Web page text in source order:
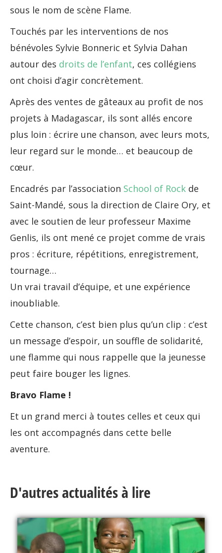
sous le nom de scène Flame.
Touchés par les interventions de nos
bénévoles Sylvie Bonneric et Sylvia Dahan
autour des droits de l’enfant, ces collégiens
ont choisi d’agir concrètement.
Après des ventes de gâteaux au profit de nos
projets à Madagascar, ils sont allés encore
plus loin : écrire une chanson, avec leurs mots,
leur regard sur le monde… et beaucoup de
cœur.
Encadrés par l’association School of Rock de
Saint-Mandé, sous la direction de Claire Ory, et
avec le soutien de leur professeur Maxime
Genlis, ils ont mené ce projet comme de vrais
pros : écriture, répétitions, enregistrement,
tournage…
Un vrai travail d’équipe, et une expérience
inoubliable.
Cette chanson, c’est bien plus qu’un clip : c’est
un message d’espoir, un souffle de solidarité,
une flamme qui nous rappelle que la jeunesse
peut faire bouger les lignes.
Bravo Flame !
Et un grand merci à toutes celles et ceux qui
les ont accompagnés dans cette belle
aventure.
D'autres actualités à lire